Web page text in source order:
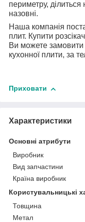
периметру, ділиться
назовні.
Наша компанія
плит. Купити
Ви можете замовити
кухонної плити, за
Приховати
Характеристики
Основні атрибути
Виробник
Вид запчастини
Країна виробник
Користувальницькі
Товщина
Метал